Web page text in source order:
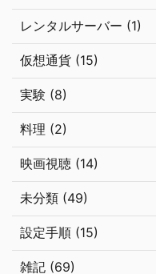
レンタルサーバー (1)
仮想通貨 (15)
実験 (8)
料理 (2)
映画視聴 (14)
未分類 (49)
設定手順 (15)
雑記 (69)